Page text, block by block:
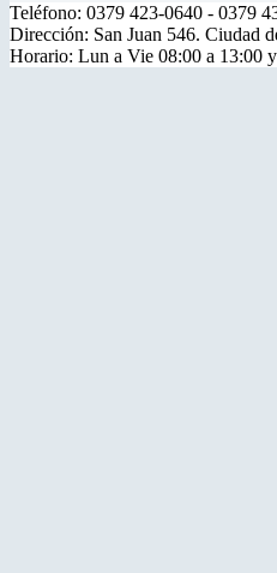
Teléfono: 0379 423-0640 - 0379
Dirección: San Juan 546. Ciudad
Horario: Lun a Vie 08:00 a 13:00